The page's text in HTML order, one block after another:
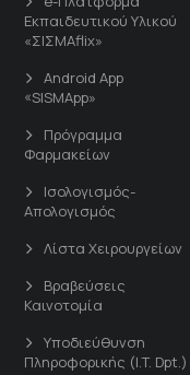
Εκπαιδευτικού Υλικού
«ΣΙΣΜΑflix»
Android App
«SISMApp»
Πρόγραμμα
Φαρμακείων
Ισολογισμός-
Απολογισμός
Λίστα Χειρουργείων
Βραβεύσεις
Καινοτομία
Υποδιεύθυνση
Πληροφορικής (I.T. Dpt.)